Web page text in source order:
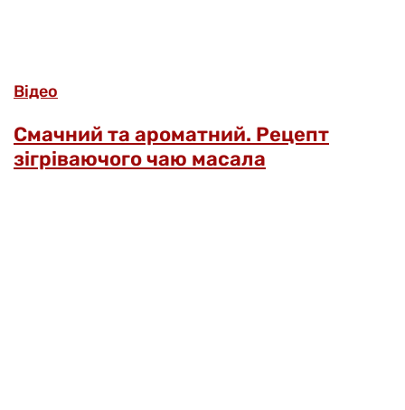
Відео
Смачний та ароматний. Рецепт
зігріваючого чаю масала